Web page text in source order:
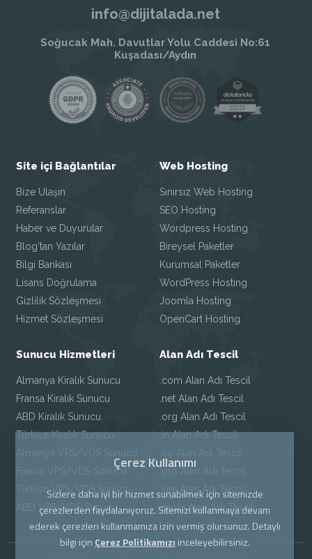
info@dijitalada.net
Soğucak Mah. Davutlar Yolu Caddesi No:61
Kuşadası/Aydın
Site içi Bağlantılar
Bize Ulaşın
Referanslar
Haber ve Duyurular
Blog'tan Yazılar
Bilgi Bankası
Lisans Doğrulama
Gizlilik Sözleşmesi
Hizmet Sözleşmesi
Web Hosting
Sınırsız Web Hosting
SEO Hosting
Wordpress Hosting
Bireysel Paketler
Kurumsal Paketler
WordPress Hosting
Joomla Hosting
OpenCart Hosting
Sunucu Hizmetleri
Almanya Kiralık Sunucu
Fransa Kiralık Sunucu
ABD Kiralık Sunucu
Türkiye Kiralık Sunucu
Almanya VPS/VDS Sunucu
Fransa VPS/VDS Sunucu
Türkiye VPS/VDS Sunucu
ABD VPS/VDS Sunucu
Alan Adı Tescil
.com Alan Adı Tescil
.net Alan Adı Tescil
.org Alan Adı Tescil
.in Alan Adı Tescil
.co Alan Adı Tescil
.pro Alan Adı Tescil
.site Alan Adı Tescil
.mobi Alan Adı Tescil
Çerez Kullanımı
Sizlere daha iyi bir hizmet sunabilmek için sitemizde
çerezlerden faydalanıyoruz. Sitemizi kullanmaya devam
ederek çerezleri kullanmamıza izin vermiş olursunuz. Detaylı
bilgi için Çerez Politikamızı inceleyebilirsiniz.